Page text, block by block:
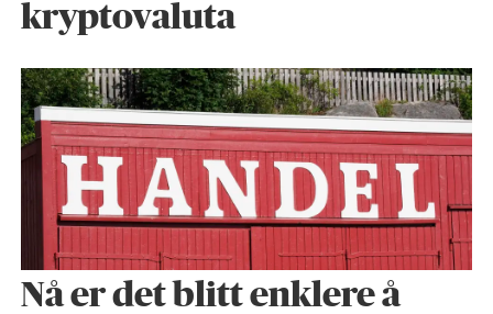
kryptovaluta
Nå er det blitt enklere å